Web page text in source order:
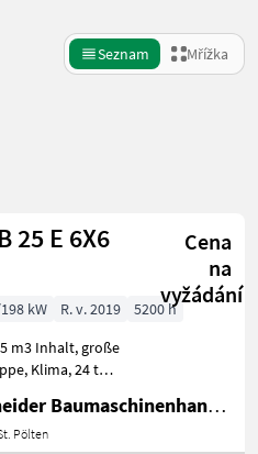
Seznam Mřížka
Filtry
25 E 6X6
Cena
na
vyžádání
kW R. v. 2019
5200 h
24 t
vozidlo
Kleinheider Baumaschinenhandel GmbH.
Pölten